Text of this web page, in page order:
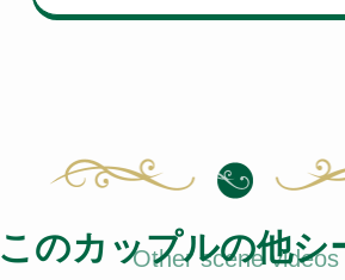
Other scene videos
このカップルの他シ